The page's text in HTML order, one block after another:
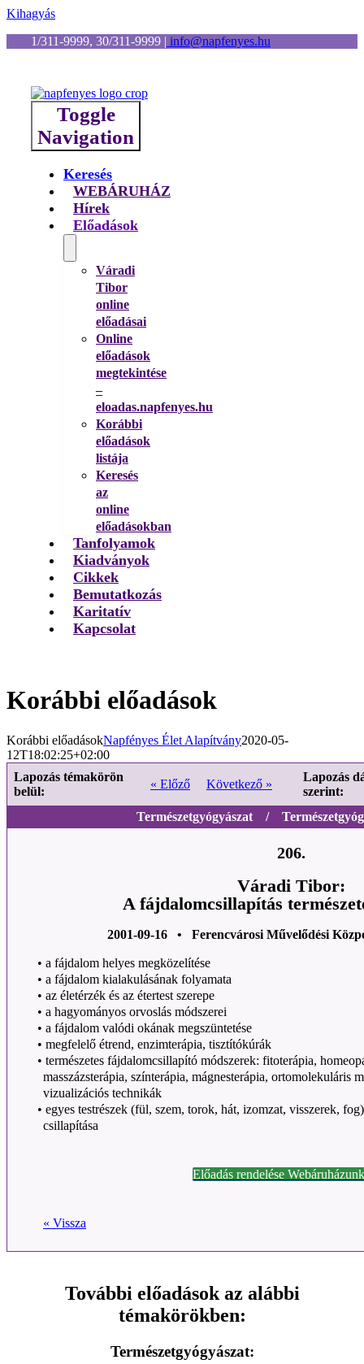
Kihagyás
1/311-9999, 30/311-9999 | info@napfenyes.hu
Toggle
Navigation
Keresés
WEBÁRUHÁZ
Hírek
Előadások
Váradi
Tibor
online
előadásai
Online
előadások
megtekintése
–
eloadas.napfenyes.hu
Korábbi
előadások
listája
Keresés
az
online
előadásokban
Tanfolyamok
Kiadványok
Cikkek
Bemutatkozás
Karitatív
Kapcsolat
Korábbi előadások
Korábbi előadásokNapfényes Élet Alapítvány2020-05-
12T18:02:25+02:00
Lapozás témakörön
belül:
« Előző Következő »
Lapozás
szerint:
Természetgyógyászat /
206.
Váradi Tibor:
A fájdalomcsillapítás
2001-09-16 • Ferencvárosi Művelődési
• a fájdalom helyes megközelítése
• a fájdalom kialakulásának folyamata
• az életérzék és az étertest szerepe
• a hagyományos orvoslás módszerei
• a fájdalom valódi okának megszüntetése
• megfelelő étrend, enzimterápia, tisztítókúrák
• természetes fájdalomcsillapító módszerek: fitoterápia,
masszázsterápia, színterápia, mágnesterápia, ortomolekuláris
vizualizációs technikák
• egyes testrészek (fül, szem, torok, hát, izomzat, visszerek,
csillapítása
Előadás rendelése
« Vissza
További előadások az alábbi
témakörökben:
Természetgyógyászat: